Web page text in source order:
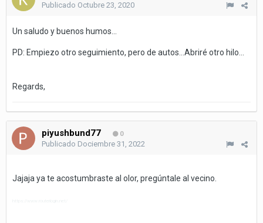
Publicado Octubre 23, 2020
Un saludo y buenos humos...
PD: Empiezo otro seguimiento, pero de autos...Abriré otro hilo...
Regards,
piyushbund77 0
Publicado Dociembre 31, 2022
Jajaja ya te acostumbraste al olor, pregúntale al vecino.